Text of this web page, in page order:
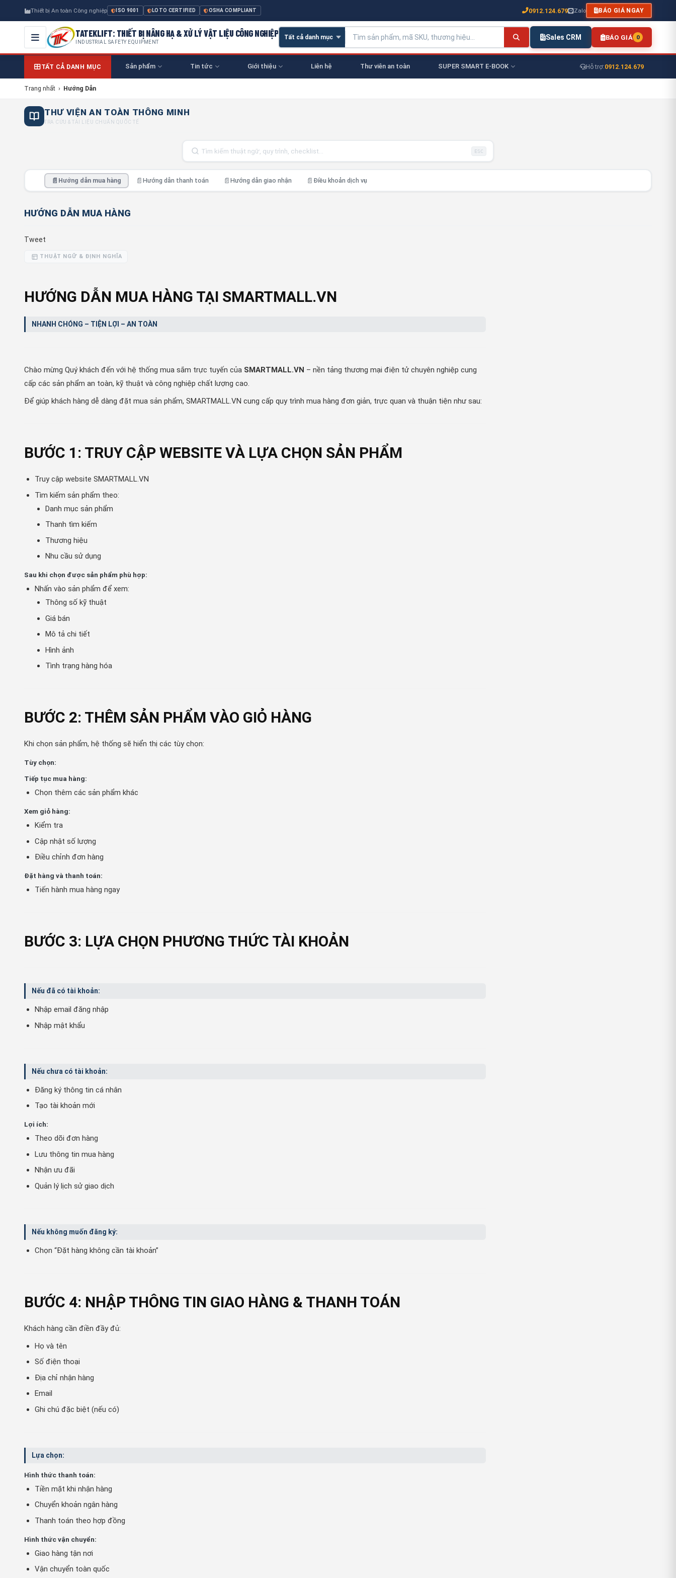
Thiết bị An toàn Công nghiệp ISO 9001 LOTO CERTIFIED OSHA COMPLIANT 0912.124.679 Zalo BÁO GIÁ NGAY
TATEKLIFT: THIẾT BỊ NÂNG HẠ & XỬ LÝ VẬT LIỆU CÔNG NGHIỆP
INDUSTRIAL SAFETY EQUIPMENT
Sales CRM BÁO GIÁ 0
TẤT CẢ DANH MỤC Sản phẩm Tin tức Giới thiệu Liên hệ Thư viên an toàn SUPER SMART E-BOOK Hỗ trợ:0912.124.679
Trang nhất › Hướng Dẫn
THƯ VIỆN AN TOÀN THÔNG MINH
TRA CỨU & TÀI LIỆU CHUẨN QUỐC TẾ
ESC
📄 Hướng dẫn mua hàng 📄 Hướng dẫn thanh toán 📄 Hướng dẫn giao nhận 📄 Điều khoản dịch vụ
HƯỚNG DẪN MUA HÀNG
Tweet
THUẬT NGỮ & ĐỊNH NGHĨA
HƯỚNG DẪN MUA HÀNG TẠI SMARTMALL.VN
NHANH CHÓNG – TIỆN LỢI – AN TOÀN
Chào mừng Quý khách đến với hệ thống mua sắm trực tuyến của SMARTMALL.VN – nền tảng thương mại điện tử chuyên nghiệp cung
cấp các sản phẩm an toàn, kỹ thuật và công nghiệp chất lượng cao.
Để giúp khách hàng dễ dàng đặt mua sản phẩm, SMARTMALL.VN cung cấp quy trình mua hàng đơn giản, trực quan và thuận tiện như sau:
BƯỚC 1: TRUY CẬP WEBSITE VÀ LỰA CHỌN SẢN PHẨM
Truy cập website SMARTMALL.VN
Tìm kiếm sản phẩm theo:
Danh mục sản phẩm
Thanh tìm kiếm
Thương hiệu
Nhu cầu sử dụng
Sau khi chọn được sản phẩm phù hợp:
Nhấn vào sản phẩm để xem:
Thông số kỹ thuật
Giá bán
Mô tả chi tiết
Hình ảnh
Tình trạng hàng hóa
BƯỚC 2: THÊM SẢN PHẨM VÀO GIỎ HÀNG
Khi chọn sản phẩm, hệ thống sẽ hiển thị các tùy chọn:
Tùy chọn:
Tiếp tục mua hàng:
Chọn thêm các sản phẩm khác
Xem giỏ hàng:
Kiểm tra
Cập nhật số lượng
Điều chỉnh đơn hàng
Đặt hàng và thanh toán:
Tiến hành mua hàng ngay
BƯỚC 3: LỰA CHỌN PHƯƠNG THỨC TÀI KHOẢN
Nếu đã có tài khoản:
Nhập email đăng nhập
Nhập mật khẩu
Nếu chưa có tài khoản:
Đăng ký thông tin cá nhân
Tạo tài khoản mới
Lợi ích:
Theo dõi đơn hàng
Lưu thông tin mua hàng
Nhận ưu đãi
Quản lý lịch sử giao dịch
Nếu không muốn đăng ký:
Chọn “Đặt hàng không cần tài khoản”
BƯỚC 4: NHẬP THÔNG TIN GIAO HÀNG & THANH TOÁN
Khách hàng cần điền đầy đủ:
Họ và tên
Số điện thoại
Địa chỉ nhận hàng
Email
Ghi chú đặc biệt (nếu có)
Lựa chọn:
Hình thức thanh toán:
Tiền mặt khi nhận hàng
Chuyển khoản ngân hàng
Thanh toán theo hợp đồng
Hình thức vận chuyển:
Giao hàng tận nơi
Vận chuyển toàn quốc